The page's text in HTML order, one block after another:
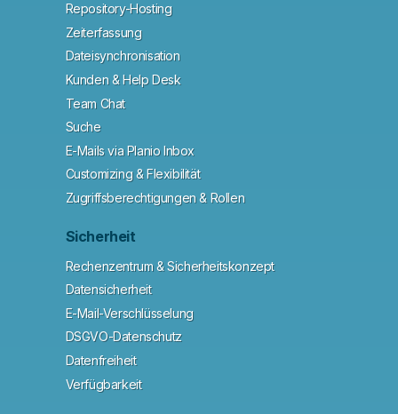
Repository-Hosting
Zeiterfassung
Dateisynchronisation
Kunden & Help Desk
Team Chat
Suche
E-Mails via Planio Inbox
Customizing & Flexibilität
Zugriffsberechtigungen & Rollen
Sicherheit
Rechenzentrum & Sicherheitskonzept
Datensicherheit
E-Mail-Verschlüsselung
DSGVO-Datenschutz
Datenfreiheit
Verfügbarkeit